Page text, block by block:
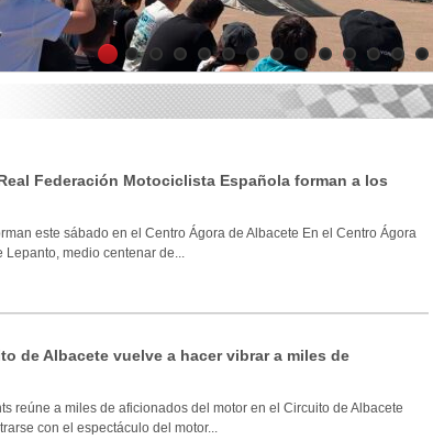
1 2 3 4 5 6 7 8 9 10 11 12 13 14
Federación Motociclista Española forman a los
este sábado en el Centro Ágora de Albacete En el Centro Ágora
medio centenar de...
de Albacete vuelve a hacer vibrar a miles de
reúne a miles de aficionados del motor en el Circuito de Albacete
con el espectáculo del motor...